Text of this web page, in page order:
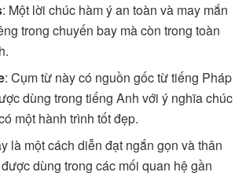
: Một lời chúc hàm ý an toàn và may mắn
trong chuyến bay mà còn trong toàn
: Cụm từ này có nguồn gốc từ tiếng Pháp
dùng trong tiếng Anh với ý nghĩa chúc
một hành trình tốt đẹp.
là một cách diễn đạt ngắn gọn và thân
dùng trong các mối quan hệ gần